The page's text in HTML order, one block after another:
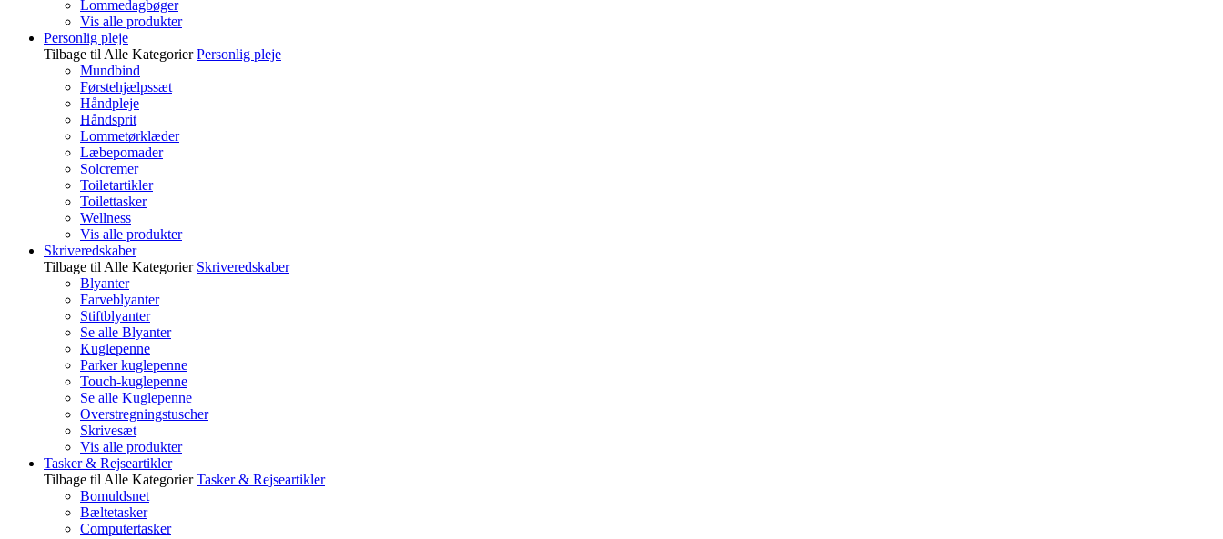
Lommedagbøger
Vis alle produkter
Personlig pleje
Tilbage til Alle Kategorier Personlig pleje
Mundbind
Førstehjælpssæt
Håndpleje
Håndsprit
Lommetørklæder
Læbepomader
Solcremer
Toiletartikler
Toilettasker
Wellness
Vis alle produkter
Skriveredskaber
Tilbage til Alle Kategorier Skriveredskaber
Blyanter
Farveblyanter
Stiftblyanter
Se alle Blyanter
Kuglepenne
Parker kuglepenne
Touch-kuglepenne
Se alle Kuglepenne
Overstregningstuscher
Skrivesæt
Vis alle produkter
Tasker & Rejseartikler
Tilbage til Alle Kategorier Tasker & Rejseartikler
Bomuldsnet
Bæltetasker
Computertasker